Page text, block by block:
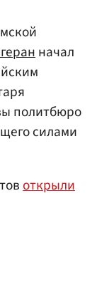
начал
политбюро
силами
открыли